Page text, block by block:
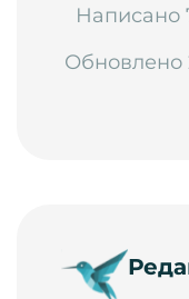
Написано
Обновлено